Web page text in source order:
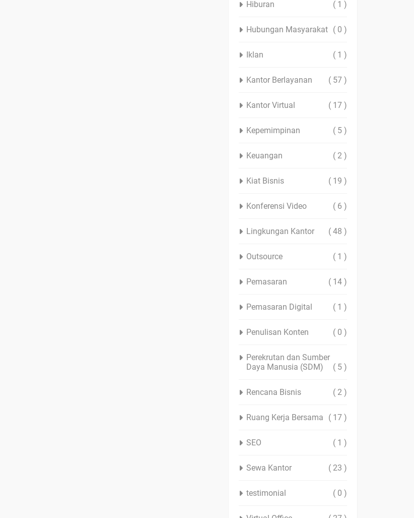
Hiburan ( 1 )
Hubungan Masyarakat ( 0 )
Iklan ( 1 )
Kantor Berlayanan ( 57 )
Kantor Virtual ( 17 )
Kepemimpinan ( 5 )
Keuangan ( 2 )
Kiat Bisnis ( 19 )
Konferensi Video ( 6 )
Lingkungan Kantor ( 48 )
Outsource ( 1 )
Pemasaran ( 14 )
Pemasaran Digital ( 1 )
Penulisan Konten ( 0 )
Perekrutan dan Sumber
Daya Manusia (SDM)
( 5 )
Rencana Bisnis ( 2 )
Ruang Kerja Bersama ( 17 )
SEO ( 1 )
Sewa Kantor ( 23 )
testimonial ( 0 )